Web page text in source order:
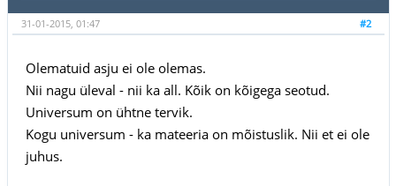
#2
31-01-2015, 01:47
Olematuid asju ei ole olemas.
Nii nagu üleval - nii ka all. Kõik on kõigega seotud.
Universum on ühtne tervik.
Kogu universum - ka mateeria on mõistuslik. Nii et ei ole
juhus.